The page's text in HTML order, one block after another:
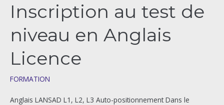
Inscription au test de
niveau en Anglais
Licence
FORMATION
Anglais LANSAD L1, L2, L3 Auto-positionnement Dans le
Inscription
au
test
de
niveau
Anglais